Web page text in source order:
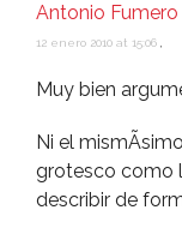
Antonio Fumero
12 enero 2010 at 15:06
Muy bien
Ni el
grotesco como
describir de